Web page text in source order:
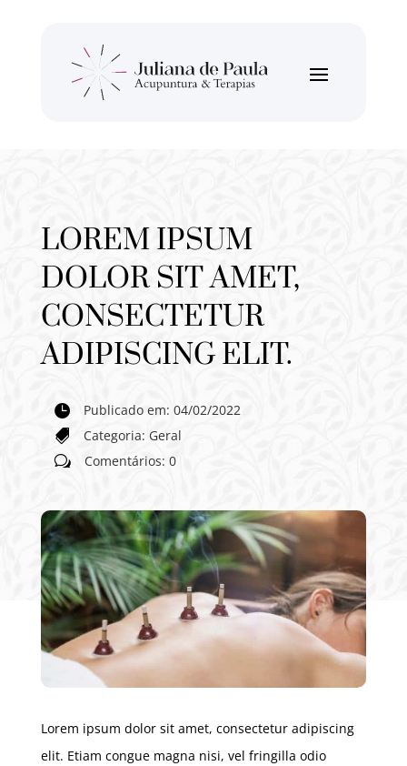
LOREM IPSUM
DOLOR SIT AMET,
CONSECTETUR
ADIPISCING ELIT.
 Publicado em: 04/02/2022
 Categoria: Geral
w Comentários: 0
Lorem ipsum dolor sit amet, consectetur adipiscing
elit. Etiam congue magna nisi, vel fringilla odio